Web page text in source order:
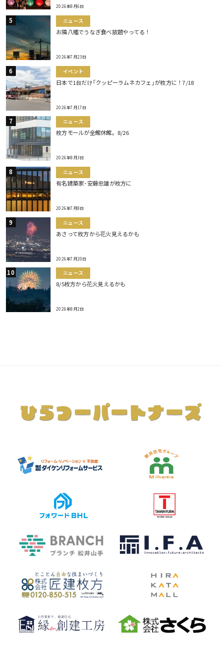
2026年8月6日
ニュース
お隣八幡でうなぎ食べ放題やってる！
2026年7月23日
イベント
日本で1台だけ｢クッピーラムネカフェ｣が枚方に！7/18
2026年7月17日
ニュース
枚方モールが全館休館。8/26
2026年8月3日
ニュース
有名建築家･安藤忠雄が枚方に
2026年7月8日
ニュース
あさって枚方から花火見えるかも
2026年7月20日
ニュース
8/5枚方から花火見えるかも
2026年8月2日